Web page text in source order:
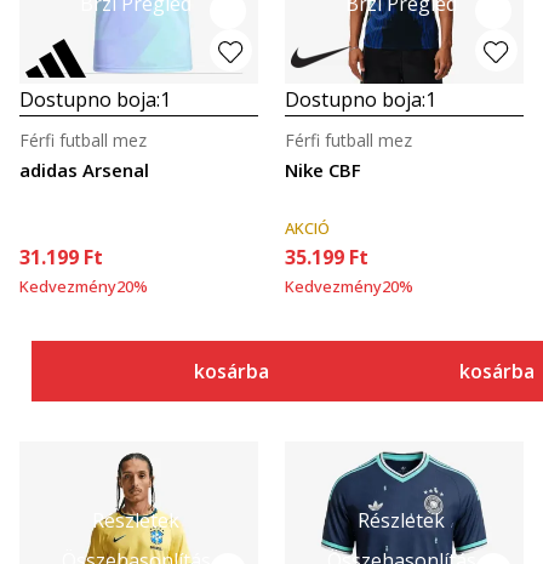
Dostupno boja:1
adidas Arsenal
Férfi futball mez
31.199 Ft
Kedvezmény20%
kosárba
Dostupno boja:1
Nike CBF
Férfi futball mez
AKCIÓ
35.199 Ft
Kedvezmény20%
kosárba
Részletek
Részletek